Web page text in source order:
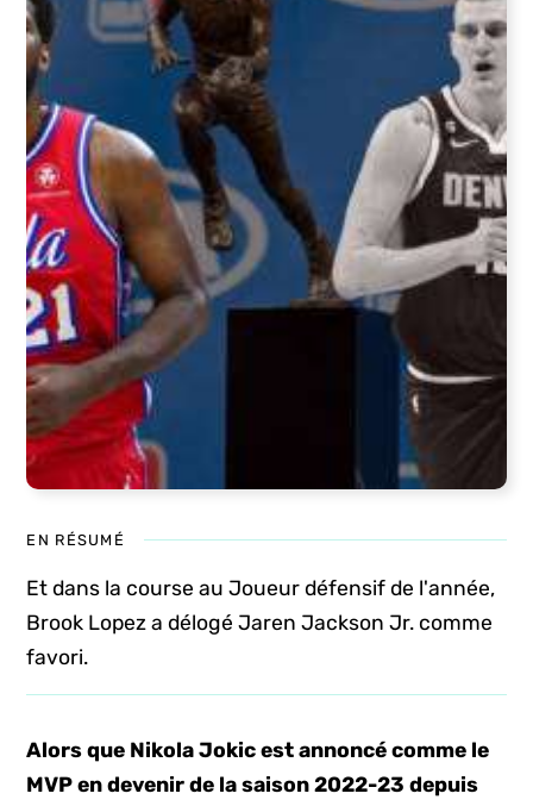
EN RÉSUMÉ
Et dans la course au Joueur défensif de l'année,
Brook Lopez a délogé Jaren Jackson Jr. comme
favori.
Alors que Nikola Jokic est annoncé comme le
MVP en devenir de la saison 2022-23 depuis